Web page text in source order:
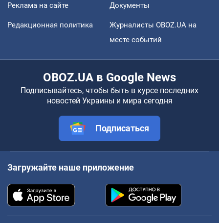
Реклама на сайте Документы
Редакционная политика
Журналисты OBOZ.UA на
месте событий
OBOZ.UA в Google News
Подписывайтесь, чтобы быть в курсе последних
новостей Украины и мира сегодня
Подписаться
Загружайте наше приложение